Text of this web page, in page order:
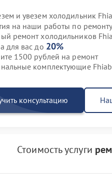
и увезем холодильник
на наши работы по
ремонт холодильников
для вас до 20%
1500 рублей на ремонт
комплектующие
консультацию
Стоимость услуги